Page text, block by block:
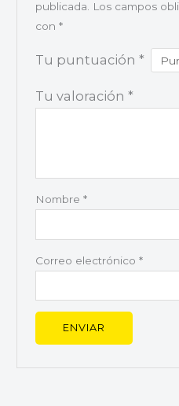
publicada.
Los campos
con *
Tu puntuación *
Tu valoración *
Nombre *
Correo electrónico *